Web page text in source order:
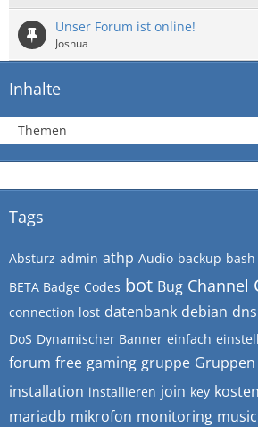
Unser Forum ist online!
Joshua
Inhalte
Themen
Tags
Absturz admin athp Audio backup bash
BETA Badge Codes bot Bug Channel
connection lost datenbank debian dns
DoS Dynamischer Banner einfach
forum free gaming gruppe Gruppen
installation installieren join key
mariadb mikrofon monitoring